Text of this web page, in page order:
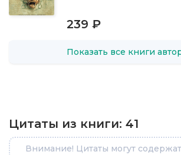
239 ₽
Показать все книги
Цитаты из книги: 41
Внимание! Цитаты могут